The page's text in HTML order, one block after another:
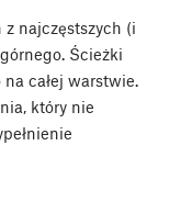
najczęstszych (i
Ścieżki
całej warstwie.
który nie